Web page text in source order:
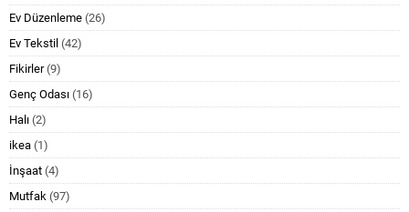
Ev Düzenleme (26)
Ev Tekstil (42)
Fikirler(9)
Genç Odası (16)
Halı (2)
ikea (1)
İnşaat (4)
Mutfak (97)